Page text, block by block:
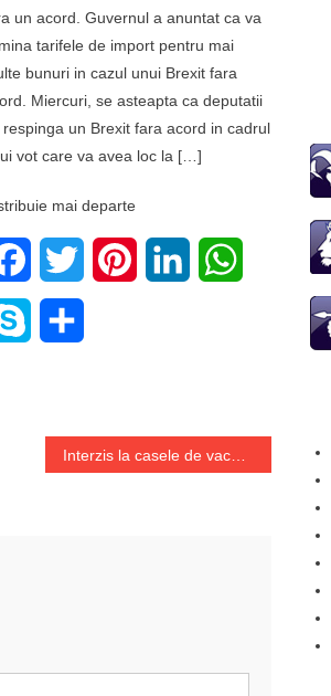
un acord. Guvernul a anuntat ca va
tarifele de import pentru mai
bunuri in cazul unui Brexit fara
Miercuri, se asteapta ca deputatii
respinga un Brexit fara acord in cadrul
vot care va avea loc la […]
mai departe
FacebookTwitter PinterestLinkedIn WhatsApp
Skype